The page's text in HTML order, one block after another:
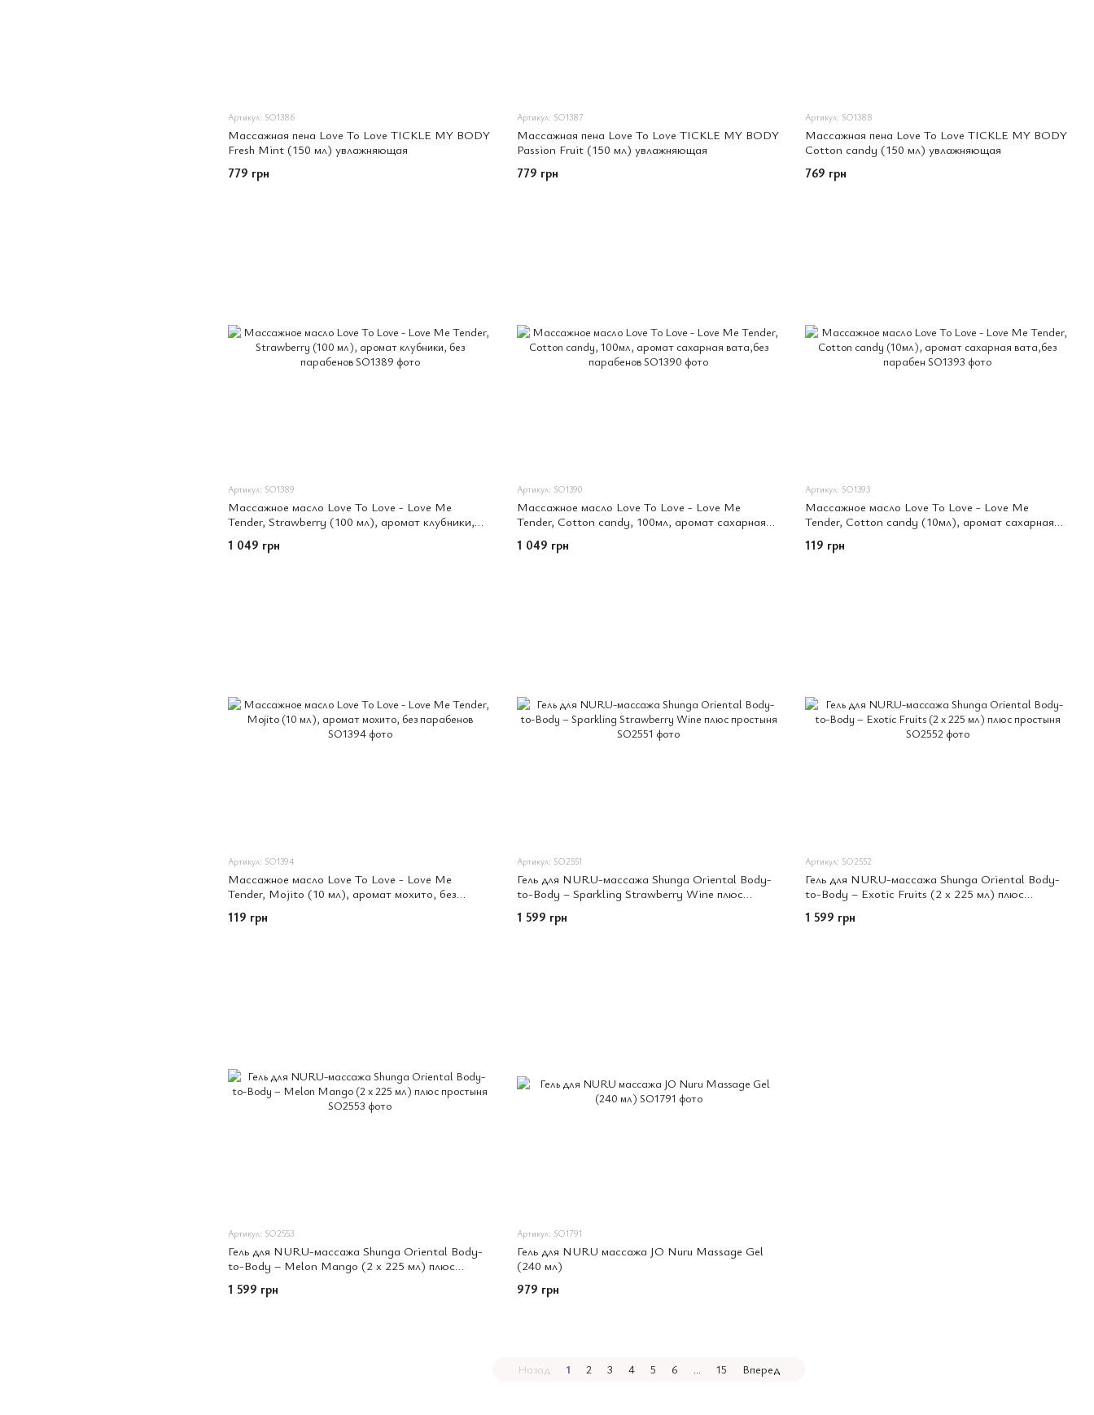
Артикул: SO1386
Массажная пена Love To Love TICKLE MY BODY
Fresh Mint (150 мл) увлажняющая
779 грн
Артикул: SO1387
Массажная пена Love To Love TICKLE MY BODY
Passion Fruit (150 мл) увлажняющая
779 грн
Артикул: SO1388
Массажная пена Love To Love TICKLE MY BODY
Cotton candy (150 мл) увлажняющая
769 грн
Артикул: SO1389
Массажное масло Love To Love - Love Me
Tender, Strawberry (100 мл), аромат клубники,
1 049 грн
Артикул: SO1390
Массажное масло Love To Love - Love Me
Tender, Cotton candy, 100мл, аромат сахарная
1 049 грн
Артикул: SO1393
Массажное масло Love To Love - Love Me
Tender, Cotton candy (10мл), аромат сахарная
119 грн
Артикул: SO1394
Массажное масло Love To Love - Love Me
Tender, Mojito (10 мл), аромат мохито, без
119 грн
Артикул: SO2551
Гель для NURU-массажа Shunga Oriental Body-
to-Body – Sparkling Strawberry Wine плюс
1 599 грн
Артикул: SO2552
Гель для NURU-массажа Shunga Oriental Body-
to-Body – Exotic Fruits (2 x 225 мл) плюс
1 599 грн
Артикул: SO2553
Гель для NURU-массажа Shunga Oriental Body-
to-Body – Melon Mango (2 x 225 мл) плюс
1 599 грн
Артикул: SO1791
Гель для NURU массажа JO Nuru Massage Gel
(240 мл)
979 грн
Назад 1 2 3 4 5 6 ... 15 Вперед